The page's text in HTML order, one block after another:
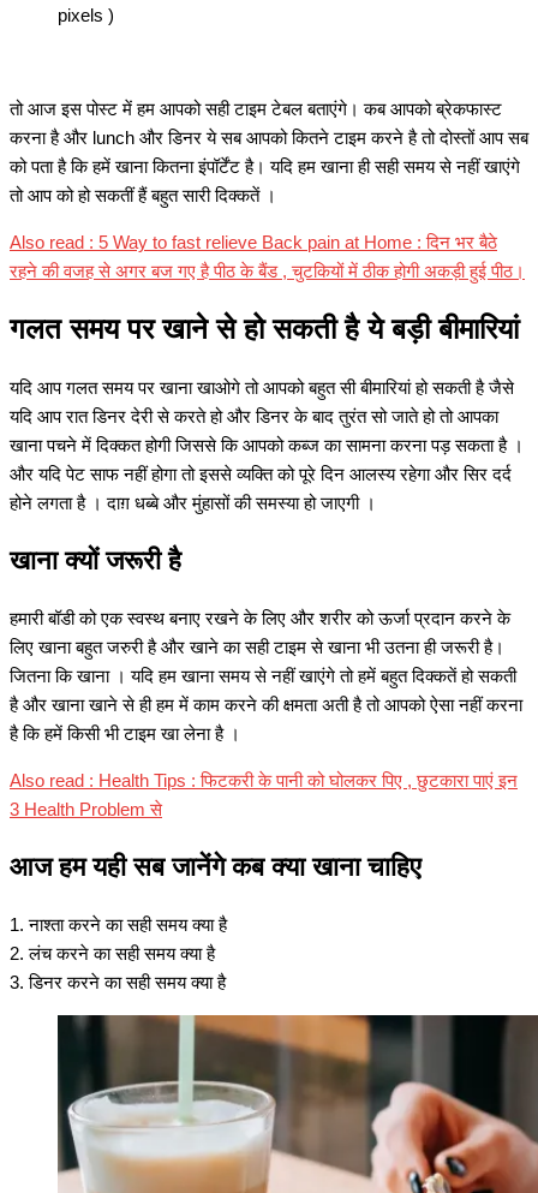
pixels )
तो आज इस पोस्ट में हम आपको सही टाइम टेबल बताएंगे। कब आपको ब्रेकफास्ट
करना है और lunch और डिनर ये सब आपको कितने टाइम करने है तो दोस्तों आप सब
को पता है कि हमें खाना कितना इंपॉर्टेंट है। यदि हम खाना ही सही समय से नहीं खाएंगे
तो आप को हो सकतीं हैं बहुत सारी दिक्कतें ।
Also read : 5 Way to fast relieve Back pain at Home : दिन भर बैठे
रहने की वजह से अगर बज गए है पीठ के बैंड , चुटकियों में ठीक होगी अकड़ी हुई पीठ।
गलत समय पर खाने से हो सकती है ये बड़ी बीमारियां
यदि आप गलत समय पर खाना खाओगे तो आपको बहुत सी बीमारियां हो सकती है जैसे
यदि आप रात डिनर देरी से करते हो और डिनर के बाद तुरंत सो जाते हो तो आपका
खाना पचने में दिक्कत होगी जिससे कि आपको कब्ज का सामना करना पड़ सकता है ।
और यदि पेट साफ नहीं होगा तो इससे व्यक्ति को पूरे दिन आलस्य रहेगा और सिर दर्द
होने लगता है । दाग़ धब्बे और मुंहासों की समस्या हो जाएगी ।
खाना क्यों जरूरी है
हमारी बॉडी को एक स्वस्थ बनाए रखने के लिए और शरीर को ऊर्जा प्रदान करने के
लिए खाना बहुत जरुरी है और खाने का सही टाइम से खाना भी उतना ही जरूरी है।
जितना कि खाना । यदि हम खाना समय से नहीं खाएंगे तो हमें बहुत दिक्कतें हो सकती
है और खाना खाने से ही हम में काम करने की क्षमता अती है तो आपको ऐसा नहीं करना
है कि हमें किसी भी टाइम खा लेना है ।
Also read : Health Tips : फिटकरी के पानी को घोलकर पिए , छुटकारा पाएं इन
3 Health Problem से
आज हम यही सब जानेंगे कब क्या खाना चाहिए
1. नाश्ता करने का सही समय क्या है
2. लंच करने का सही समय क्या है
3. डिनर करने का सही समय क्या है